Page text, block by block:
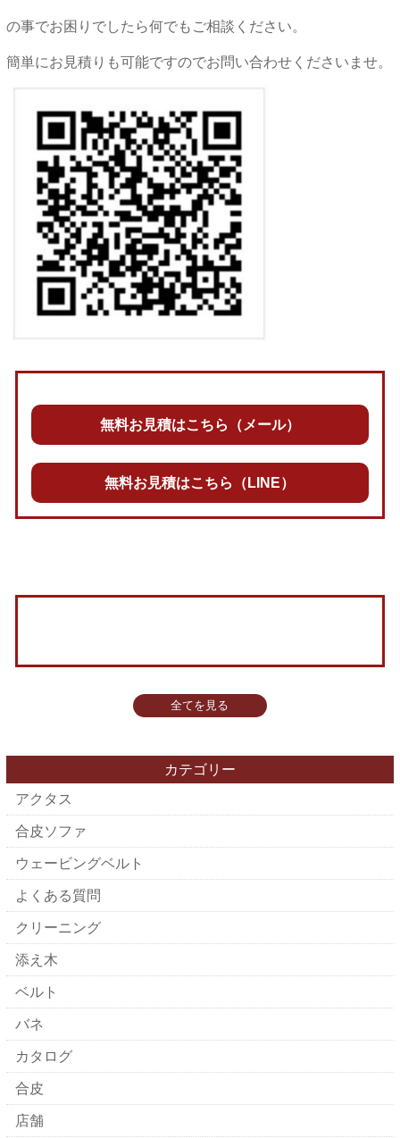
の事でお困りでしたら何でもご相談ください。
簡単にお見積りも可能ですのでお問い合わせくださいませ。
無料お見積はこちら（メール）
無料お見積はこちら（LINE）
全てを見る
カテゴリー
アクタス
合皮ソファ
ウェービングベルト
よくある質問
クリーニング
添え木
ベルト
バネ
カタログ
合皮
店舗